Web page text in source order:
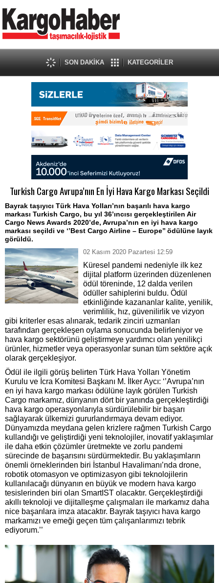
SON DAKİKA KATEGORİLER
Turkish Cargo Avrupa’nın En İyi Hava Kargo Markası Seçildi
Bayrak taşıyıcı Türk Hava Yolları’nın başarılı hava kargo
markası Turkish Cargo, bu yıl 36’ıncısı gerçekleştirilen Air
Cargo News Awards 2020’de, Avrupa’nın en iyi hava kargo
markası seçildi ve ‘’Best Cargo Airline – Europe’’ ödülüne layık
görüldü.
02 Kasım 2020 Pazartesi 12:59
Küresel pandemi nedeniyle ilk kez
dijital platform üzerinden düzenlenen
ödül töreninde, 12 dalda verilen
ödüller sahiplerini buldu. Ödül
etkinliğinde kazananlar kalite, yenilik,
verimlilik, hız, güvenilirlik ve vizyon
gibi kriterler esas alınarak, tedarik zinciri uzmanları
tarafından gerçekleşen oylama sonucunda belirleniyor ve
hava kargo sektörünü geliştirmeye yardımcı olan yenilikçi
ürünler, hizmetler veya operasyonlar sunan tüm sektöre açık
olarak gerçekleşiyor.
Ödül ile ilgili görüş belirten Türk Hava Yolları Yönetim
Kurulu ve İcra Komitesi Başkanı M. İlker Aycı: ‘’Avrupa’nın
en iyi hava kargo markası ödülüne layık görülen Turkish
Cargo markamız, dünyanın dört bir yanında gerçekleştirdiği
hava kargo operasyonlarıyla sürdürülebilir bir başarı
sağlayarak ülkemizi gururlandırmaya devam ediyor.
Dünyamızda meydana gelen krizlere rağmen Turkish Cargo
kullandığı ve geliştirdiği yeni teknolojiler, inovatif yaklaşımlar
ile daha etkin çözümler üretmekte ve zorlu pandemi
sürecinde de başarısını sürdürmektedir. Bu yaklaşımların
önemli örneklerinden biri İstanbul Havalimanı’nda drone,
robotik otomasyon ve optimizasyon gibi teknolojilerin
kullanılacağı dünyanın en büyük ve modern hava kargo
tesislerinden biri olan SmartIST olacaktır. Gerçekleştirdiği
akıllı teknoloji ve dijitalleşme çalışmaları ile markamız daha
nice başarılara imza atacaktır. Bayrak taşıyıcı hava kargo
markamızı ve emeği geçen tüm çalışanlarımızı tebrik
ediyorum.’’